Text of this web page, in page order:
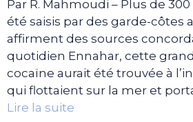
Par R. Mahmoudi – Plus de
été saisis par des garde-côtes
affirment des sources
quotidien Ennahar, cette
cocaïne aurait été trouvée à
qui flottaient sur la mer et
Lire la suite